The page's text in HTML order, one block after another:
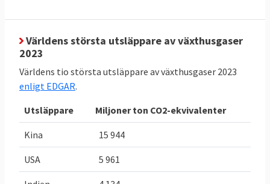
2030 jämfört med ett genomsnitt för åren
2016-2018. Utöver dessa mål finns i Sveriges
fall även olika mål som riksdagen satt upp,
dessa behandlas inte här.
Sveriges
klimat och
energimål i
EU
Sverige
Världens största utsläppare av växthusgaser
2023
Världens tio största utsläppare av växthusgaser 2023
enligt EDGAR.
Utsläppare
Miljoner ton CO2-ekvivalenter
Kina 15 944
USA 5 961